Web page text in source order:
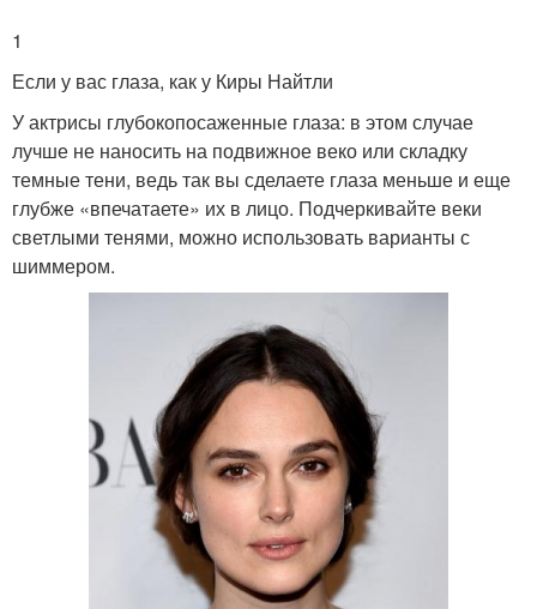
1
Если у вас глаза, как у Киры Найтли
У актрисы глубокопосаженные глаза: в этом случае
лучше не наносить на подвижное веко или складку
темные тени, ведь так вы сделаете глаза меньше и еще
глубже «впечатаете» их в лицо. Подчеркивайте веки
светлыми тенями, можно использовать варианты с
шиммером.